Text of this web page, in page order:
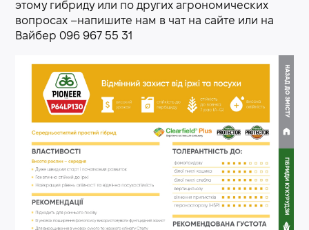
этому гибриду или по других агрономических
вопросах –напишите нам в чат на сайте или на
Вайбер 096 967 55 31